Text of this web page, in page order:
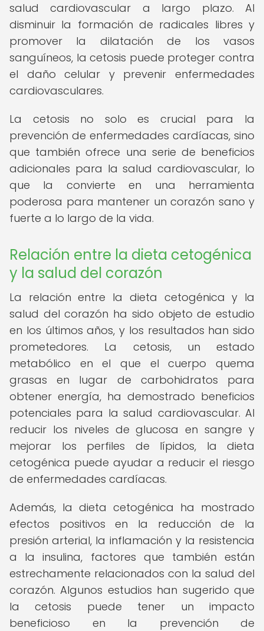
salud cardiovascular a largo plazo. Al
disminuir la formación de radicales libres y
promover la dilatación de los vasos
sanguíneos, la cetosis puede proteger contra
el daño celular y prevenir enfermedades
cardiovasculares.
La cetosis no solo es crucial para la
prevención de enfermedades cardíacas, sino
que también ofrece una serie de beneficios
adicionales para la salud cardiovascular, lo
que la convierte en una herramienta
poderosa para mantener un corazón sano y
fuerte a lo largo de la vida.
Relación entre la dieta cetogénica
y la salud del corazón
La relación entre la dieta cetogénica y la
salud del corazón ha sido objeto de estudio
en los últimos años, y los resultados han sido
prometedores. La cetosis, un estado
metabólico en el que el cuerpo quema
grasas en lugar de carbohidratos para
obtener energía, ha demostrado beneficios
potenciales para la salud cardiovascular. Al
reducir los niveles de glucosa en sangre y
mejorar los perfiles de lípidos, la dieta
cetogénica puede ayudar a reducir el riesgo
de enfermedades cardíacas.
Además, la dieta cetogénica ha mostrado
efectos positivos en la reducción de la
presión arterial, la inflamación y la resistencia
a la insulina, factores que también están
estrechamente relacionados con la salud del
corazón. Algunos estudios han sugerido que
la cetosis puede tener un impacto
beneficioso en la prevención de